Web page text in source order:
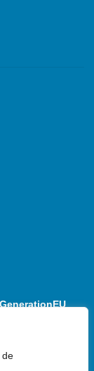
de